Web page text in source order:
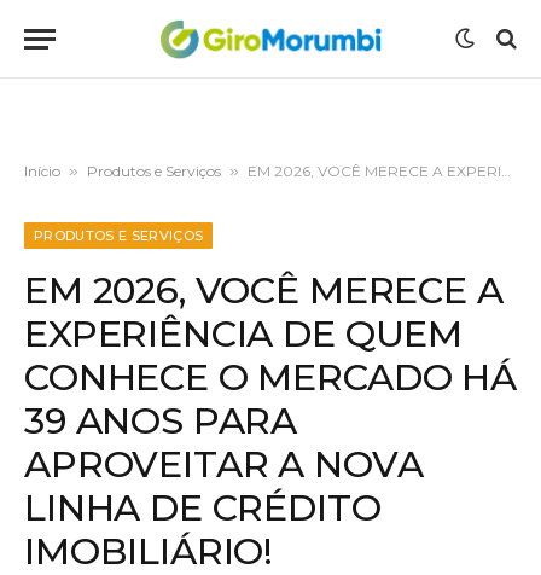
Início » Produtos e Serviços » EM 2026, VOCÊ MERECE A EXPERIÊNCIA DE QUEM CONHECE O MERCADO HÁ 39 ANOS PARA APROVEITAR A NOVA LINHA DE CRÉDITO IMOBILIÁRIO!
PRODUTOS E SERVIÇOS
EM 2026, VOCÊ MERECE A
EXPERIÊNCIA DE QUEM
CONHECE O MERCADO HÁ
39 ANOS PARA
APROVEITAR A NOVA
LINHA DE CRÉDITO
IMOBILIÁRIO!